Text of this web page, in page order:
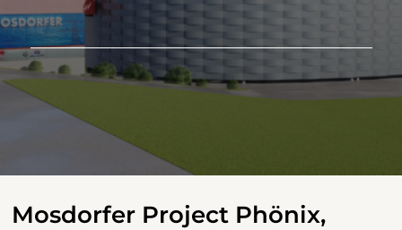
Mosdorfer Project Phönix,